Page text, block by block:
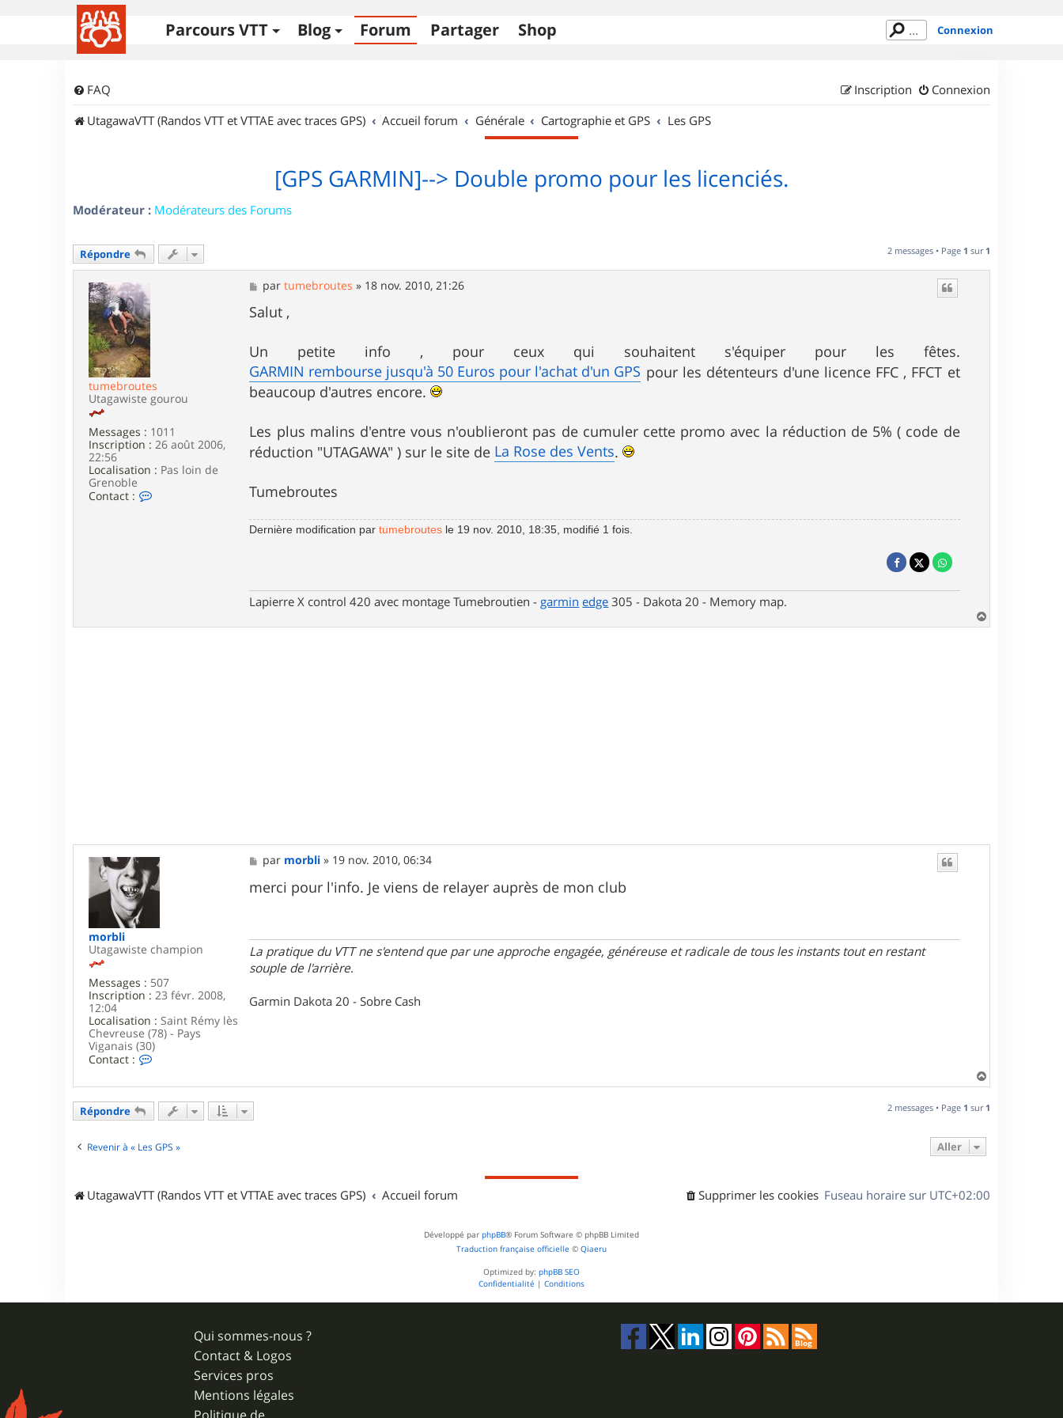
Parcours VTT Blog Forum Partager Shop Connexion
FAQ Connexion
Inscription
UtagawaVTT (Randos VTT et VTTAE avec traces GPS)
Accueil forum Générale Cartographie et GPS Les GPS
[GPS GARMIN]--> Double promo pour les licenciés.
Modérateur : Modérateurs des Forums
Répondre 2 messages • Page 1 sur 1
tumebroutes
Utagawiste gourou
Messages : 1011
Inscription : 26 août 2006,
22:56
Localisation : Pas loin de
Grenoble
Contact :
M
e
s
s
g
e
partumebroutes » 18 nov. 2010, 21:26
Salut ,
Un petite info , pour ceux qui souhaitent s'équiper pour les fêtes.
GARMIN rembourse jusqu'à 50 Euros pour l'achat d'un GPS pour les détenteurs d'une licence FFC , FFCT et
beaucoup d'autres encore.
Les plus malins d'entre vous n'oublieront pas de cumuler cette promo avec la réduction de 5% ( code de
réduction "UTAGAWA" ) sur le site de La Rose des Vents.
Tumebroutes
Dernière modification partumebroutes le 19 nov. 2010, 18:35, modifié 1 fois.
Lapierre X control 420 avec montage Tumebroutien - garmin edge 305 - Dakota 20 - Memory map.
a
morbli
Utagawiste champion
Messages : 507
Inscription : 23 févr. 2008,
12:04
Localisation : Saint Rémy lès
Chevreuse (78) - Pays
Viganais (30)
Contact :
n
c
e
r
M
e
s
s
par morbli » 19 nov. 2010, 06:34
merci pour l'info. Je viens de relayer auprès de mon club
La pratique du VTT ne s'entend que par une approche engagée, généreuse et radicale de tous les instants tout en restant
souple de l'arrière.
Garmin Dakota 20 - Sobre Cash
a
t
Répondre 2 messages • Page 1 sur 1
Revenir à « Les GPS » Aller
UtagawaVTT (Randos VTT et VTTAE avec traces GPS) Accueil forum Fuseau horaire sur UTC+02:00
Supprimer les cookies
Développé par phpBB® Forum Software © phpBB Limited
Traduction française officielle © Qiaeru
Optimized by: phpBB SEO
Confidentialité | Conditions
Qui sommes-nous ?
Contact & Logos
Services pros
Mentions légales